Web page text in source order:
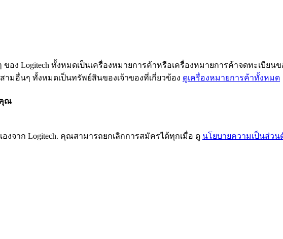
อง Logitech ทั้งหมดเป็นเครื่องหมายการค้าหรือเครื่องหมายการค้าจดทะเบียน
มอื่นๆ ทั้งหมดเป็นทรัพย์สินของเจ้าของที่เกี่ยวข้อง ดูเครื่องหมายการค้าทั้งหมด
คุณ
งจาก Logitech. คุณสามารถยกเลิกการสมัครได้ทุกเมื่อ ดู นโยบายความเป็นส่วน